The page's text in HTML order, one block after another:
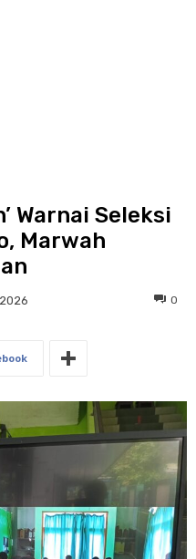
Warnai Seleksi
Marwah
0